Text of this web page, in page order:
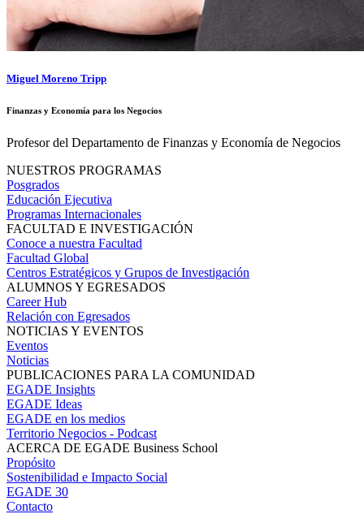
Miguel Moreno Tripp
Finanzas y Economía para los Negocios
Profesor del Departamento de Finanzas y Economía de Negocios
NUESTROS PROGRAMAS
Posgrados
Educación Ejecutiva
Programas Internacionales
FACULTAD E INVESTIGACIÓN
Conoce a nuestra Facultad
Facultad Global
Centros Estratégicos y Grupos de Investigación
ALUMNOS Y EGRESADOS
Career Hub
Relación con Egresados
NOTICIAS Y EVENTOS
Eventos
Noticias
PUBLICACIONES PARA LA COMUNIDAD
EGADE Insights
EGADE Ideas
EGADE en los medios
Territorio Negocios - Podcast
ACERCA DE EGADE Business School
Propósito
Sostenibilidad e Impacto Social
EGADE 30
Contacto